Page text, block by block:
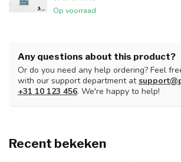
Op voorraad
Any questions about this product?
Or do you need any help ordering? Feel
with our support department at
+31 10 123 456. We're happy to help!
Recent bekeken